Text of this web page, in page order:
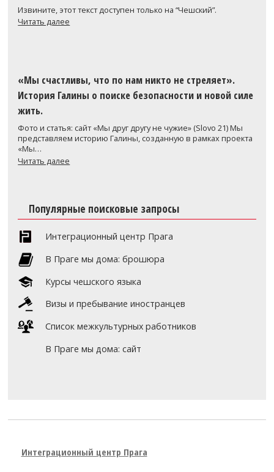
Извините, этот текст доступен только на “Чешский”.
Читать далее
«Мы счастливы, что по нам никто не стреляет».
История Галины о поиске безопасности и новой силе
жить.
Фото и статья: сайт «Мы друг другу не чужие» (Slovo 21) Мы
представляем историю Галины, созданную в рамках проекта
«Мы…
Читать далее
Популярные поисковые запросы
Интеграционный центр Прага
В Праге мы дома: брошюра
Курсы чешского языка
Визы и пребывание иностранцев
Список межкультурных работников
В Праге мы дома: сайт
Интеграционный центр Прага